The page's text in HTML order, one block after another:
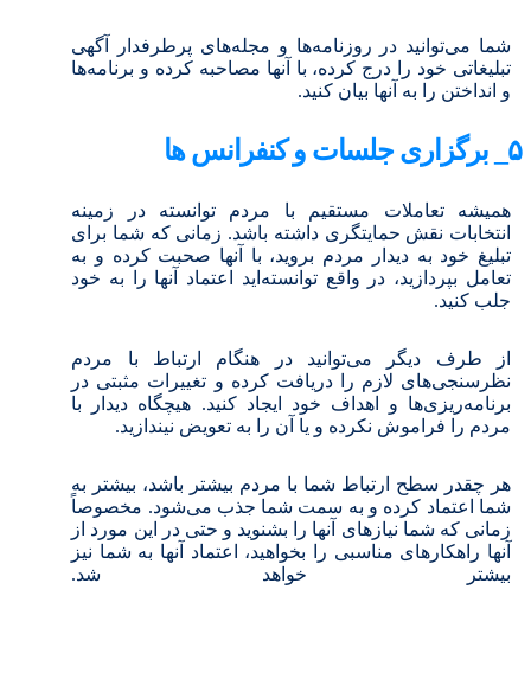
شما می‌توانید در روزنامه‌ها و مجله‌های پرطرفدار آگهی
تبلیغاتی خود را درج کرده، با آنها مصاحبه کرده و برنامه‌ها
و انداختن را به آنها بیان کنید.
۵_ برگزاری جلسات و کنفرانس ها
همیشه تعاملات مستقیم با مردم توانسته‌ در زمینه
انتخابات نقش حمایتگری داشته باشد. زمانی که شما برای
تبلیغ خود به دیدار مردم بروید، با آنها صحبت کرده و به
تعامل بپردازید، در واقع توانسته‌اید اعتماد آنها را به خود
جلب کنید.
از طرف دیگر می‌توانید در هنگام ارتباط با مردم
نظرسنجی‌های لازم را دریافت کرده و تغییرات مثبتی در
برنامه‌ریزی‌ها و اهداف خود ایجاد کنید. هیچگاه دیدار با
مردم را فراموش نکرده و یا آن را به تعویض نیندازید.
هر چقدر سطح ارتباط شما با مردم بیشتر باشد، بیشتر به
شما اعتماد کرده و به سمت شما جذب می‌شود. مخصوصاً
زمانی که شما نیازهای آنها را بشنوید و حتی در این مورد از
آنها راهکارهای مناسبی را بخواهید، اعتماد آنها به شما نیز
بیشتر خواهد شد.